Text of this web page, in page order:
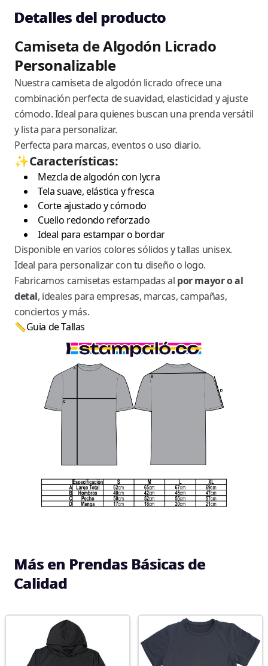
Detalles del producto
Camiseta de Algodón Licrado
Personalizable
Nuestra camiseta de algodón licrado ofrece una
combinación perfecta de suavidad, elasticidad y ajuste
cómodo. Ideal para quienes buscan una prenda versátil
y lista para personalizar.
Perfecta para marcas, eventos o uso diario.
✨Características:
Mezcla de algodón con lycra
Tela suave, elástica y fresca
Corte ajustado y cómodo
Cuello redondo reforzado
Ideal para estampar o bordar
Disponible en varios colores sólidos y tallas unisex.
Ideal para personalizar con tu diseño o logo.
Fabricamos camisetas estampadas al por mayor o al
detal, ideales para empresas, marcas, campañas,
conciertos y más.
📏Guia de Tallas
Más en Prendas Básicas de
Calidad